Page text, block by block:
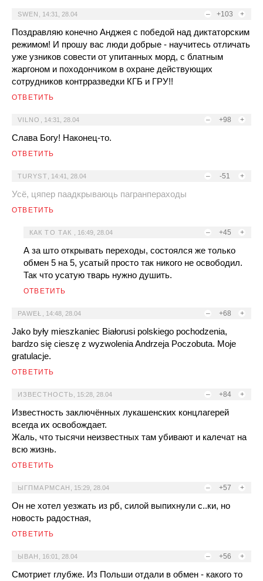
– +103 +
SWEN 14:31, 28.04
Поздравляю конечно Анджея с победой над диктаторским
режимом! И прошу вас люди добрые - научитесь отличать
уже узников совести от упитанных морд, с блатным
жаргоном и походончиком в охране действующих
сотрудников контрразведки КГБ и ГРУ!!
ОТВЕТИТЬ
– +98 +
VILNO 14:31, 28.04
Слава Богу! Наконец-то.
ОТВЕТИТЬ
– -51 +
TURYST 14:41, 28.04
Усё, цяпер паадкрываюць пагранпераходы
ОТВЕТИТЬ
– +45 +
КАК ТО ТАК 16:49, 28.04
А за што открывать переходы, состоялся же только
обмен 5 на 5, усатый просто так никого не освободил.
Так что усатую тварь нужно душить.
ОТВЕТИТЬ
– +68 +
PAWEŁ 14:48, 28.04
Jako były mieszkaniec Białorusi polskiego pochodzenia,
bardzo się cieszę z wyzwolenia Andrzeja Poczobuta. Moje
gratulacje.
ОТВЕТИТЬ
– +84 +
ИЗВЕСТНОСТЬ 15:28, 28.04
Известность заключённых лукашенских концлагерей
всегда их освобождает.
Жаль, что тысячи неизвестных там убивают и калечат на
всю жизнь.
ОТВЕТИТЬ
– +57 +
ЫГПМАРМСАН 15:29, 28.04
Он не хотел уезжать из рб, силой выпихнули с..ки, но
новость радостная,
ОТВЕТИТЬ
– +56 +
ЫВАН 16:01, 28.04
Смотриет глубже. Из Польши отдали в обмен - какого то